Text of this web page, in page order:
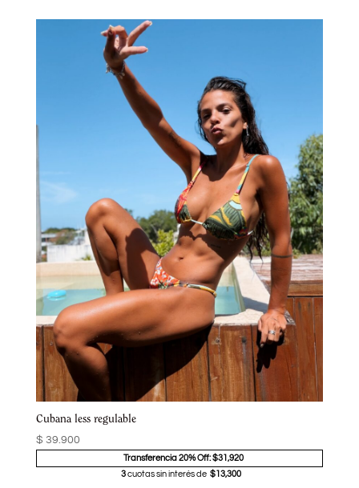
Cubana less regulable
$ 39.900
Transferencia 20% Off: $31,920
3cuotas sin interés de $13,300